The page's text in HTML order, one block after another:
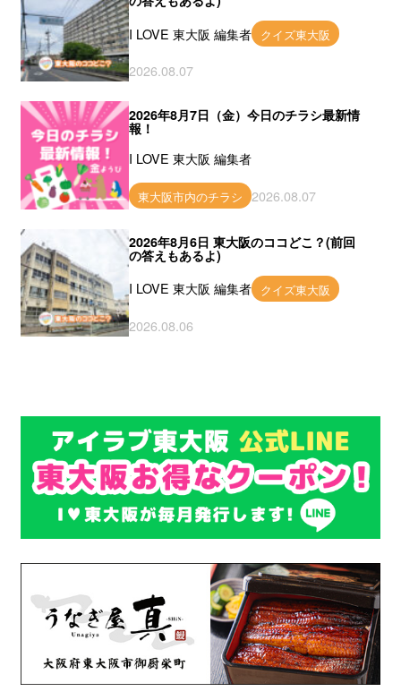
I LOVE 東大阪 編集者 クイズ東大阪
2026.08.07
2026年8月7日（金）今日のチラシ最新情
報！
I LOVE 東大阪 編集者
東大阪市内のチラシ 2026.08.07
2026年8月6日 東大阪のココどこ？(前回
の答えもあるよ)
I LOVE 東大阪 編集者 クイズ東大阪
2026.08.06